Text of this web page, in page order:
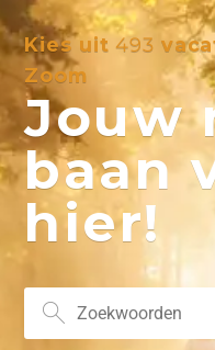
Kies uit 493
Zoom
Jouw
baan
hier!